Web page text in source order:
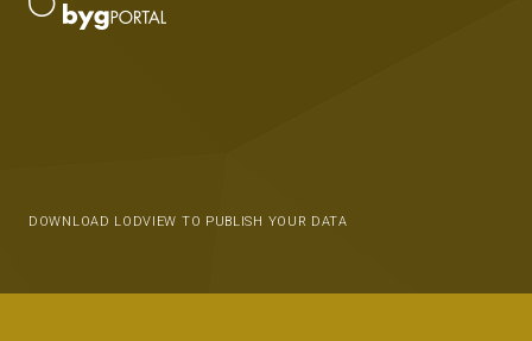
DOWNLOAD LODVIEW TO PUBLISH YOUR DATA